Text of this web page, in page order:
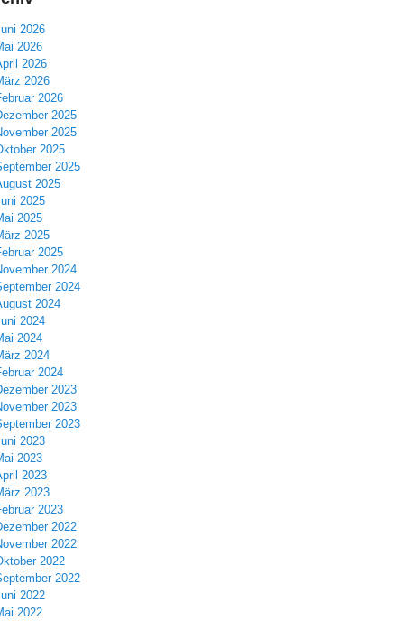
2026
2026
2026
2026
2026
2025
2025
2025
2025
2025
2025
2025
2025
2025
2024
2024
2024
2024
2024
2024
2024
2023
2023
2023
2023
2023
2023
2023
2023
2022
2022
2022
2022
2022
2022